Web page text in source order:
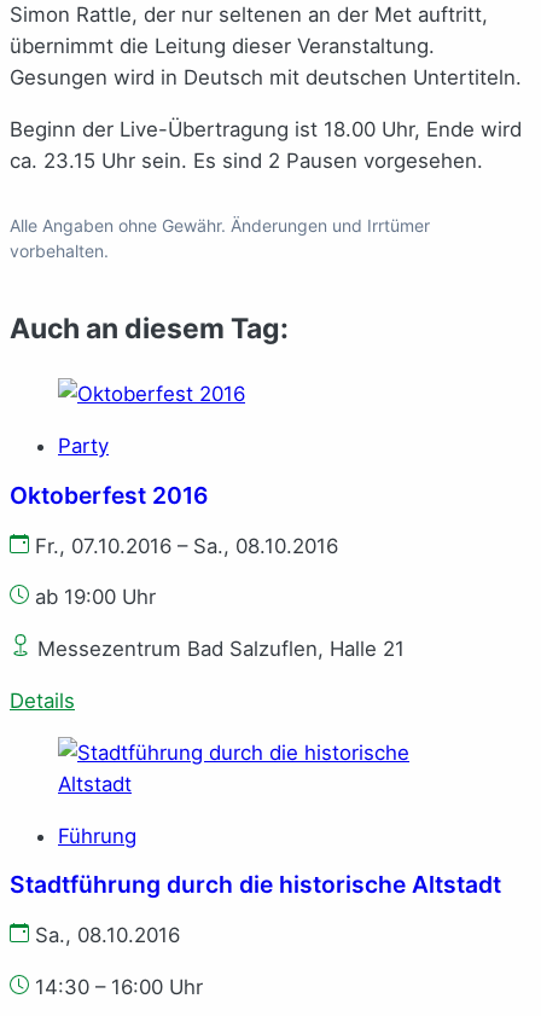
Simon Rattle, der nur seltenen an der Met auftritt,
übernimmt die Leitung dieser Veranstaltung.
Gesungen wird in Deutsch mit deutschen Untertiteln.
Beginn der Live-Übertragung ist 18.00 Uhr, Ende wird
ca. 23.15 Uhr sein. Es sind 2 Pausen vorgesehen.
Alle Angaben ohne Gewähr. Änderungen und Irrtümer
vorbehalten.
Auch an diesem Tag:
Party
Oktoberfest 2016
Fr., 07.10.2016 – Sa., 08.10.2016
ab 19:00 Uhr
Messezentrum Bad Salzuflen, Halle 21
Details
Führung
Stadtführung durch die historische Altstadt
Sa., 08.10.2016
14:30 – 16:00 Uhr